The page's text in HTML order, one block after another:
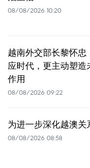
08/08/2026 10:20
越南外交部长黎怀
应时代，更主动塑
作用
08/08/2026 09:22
为进一步深化越澳关
08/08/2026 08:58